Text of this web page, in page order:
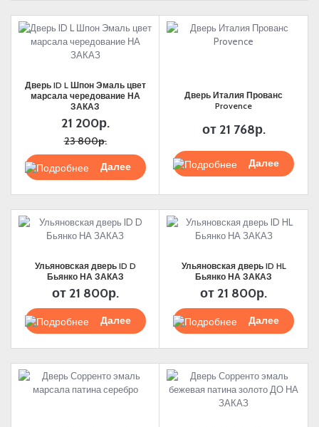
Дверь ID L Шпон Эмаль цвет
марсала чередование НА
ЗАКАЗ
21 200р.
23 800р.
Подробнее
Дверь Италия Прованс
Provence
от 21 768р.
Подробнее
Ульяновская дверь ID D
Бьянко НА ЗАКАЗ
от 21 800р.
Подробнее
Ульяновская дверь ID HL
Бьянко НА ЗАКАЗ
от 21 800р.
Подробнее
Max
+7 (901) 388-51-01 Заказать звонок